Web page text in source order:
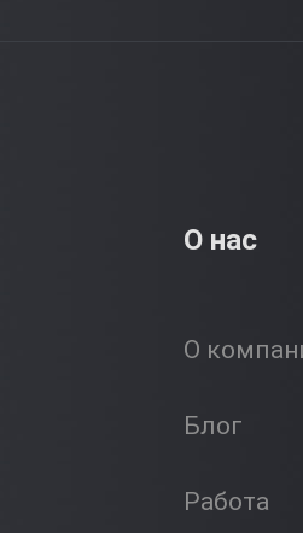
О нас
О
Блог
Работа